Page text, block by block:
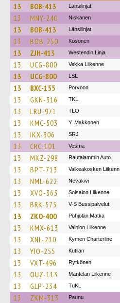
13 BOB-413 Länsilinjat
13 MNY-240 Niskanen
13 BOB-413 Länsilinjat
13 BOB-250 Kosonen
13 ZJH-413 Westendin Linja
13 UCG-800 Vekka Liikenne
13 UCG-800 LSL
13 BXC-155 Porvoon
13 GKN-316 TKL
13 LRU-971 TLO
13 KMC-503 Y. Makkonen
13 IKX-306 SRJ
13 CRC-101 Vesma
13 MKZ-298 Rautalammin Auto
13 BPT-713 Valkeakosken Liikenn
13 NML-622 Nevakivi
13 XVO-365 Soisalon Liikenne
13 BRK-575 V-S Bussipalvelut
13 ZKO-400 Pohjolan Matka
13 KMX-613 Vainion Liikenne
13 XNL-210 Kymen Charterline
13 YIO-255 Kutilan
13 VXT-496 Rytkönen
13 OUZ-113 Mantelan Liikenne
13 GLP-234 TuKL
13 ZKM-313 Paunu